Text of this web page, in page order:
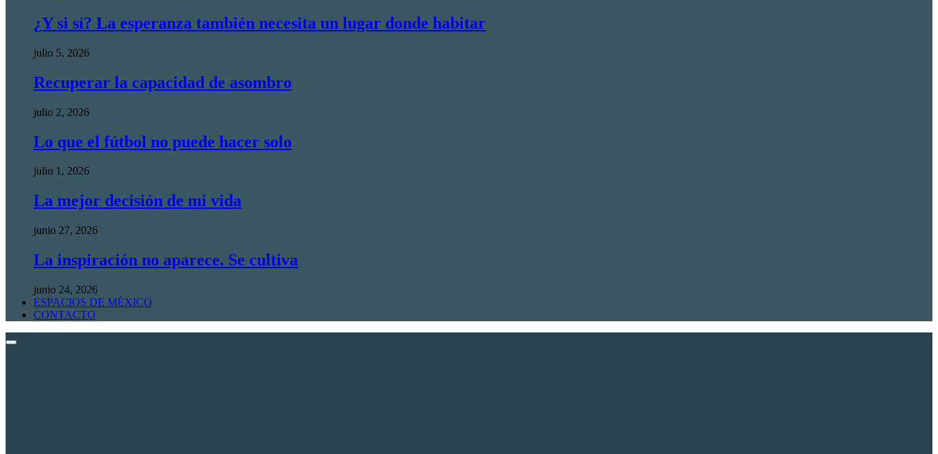
¿Y si sí? La esperanza también necesita un lugar donde habitar
julio 5, 2026
Recuperar la capacidad de asombro
julio 2, 2026
Lo que el fútbol no puede hacer solo
julio 1, 2026
La mejor decisión de mi vida
junio 27, 2026
La inspiración no aparece. Se cultiva
junio 24, 2026
ESPACIOS DE MÉXICO
CONTACTO